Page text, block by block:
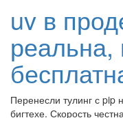
uv в
реальна,
Перенесли тулинг с pip
бигтехе. Скорость